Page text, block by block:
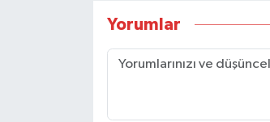
Yorumlar